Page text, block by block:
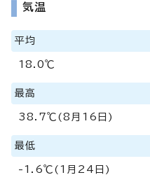
気温
平均
18.0℃
最高
38.7℃(8月16日)
最低
-1.6℃(1月24日)